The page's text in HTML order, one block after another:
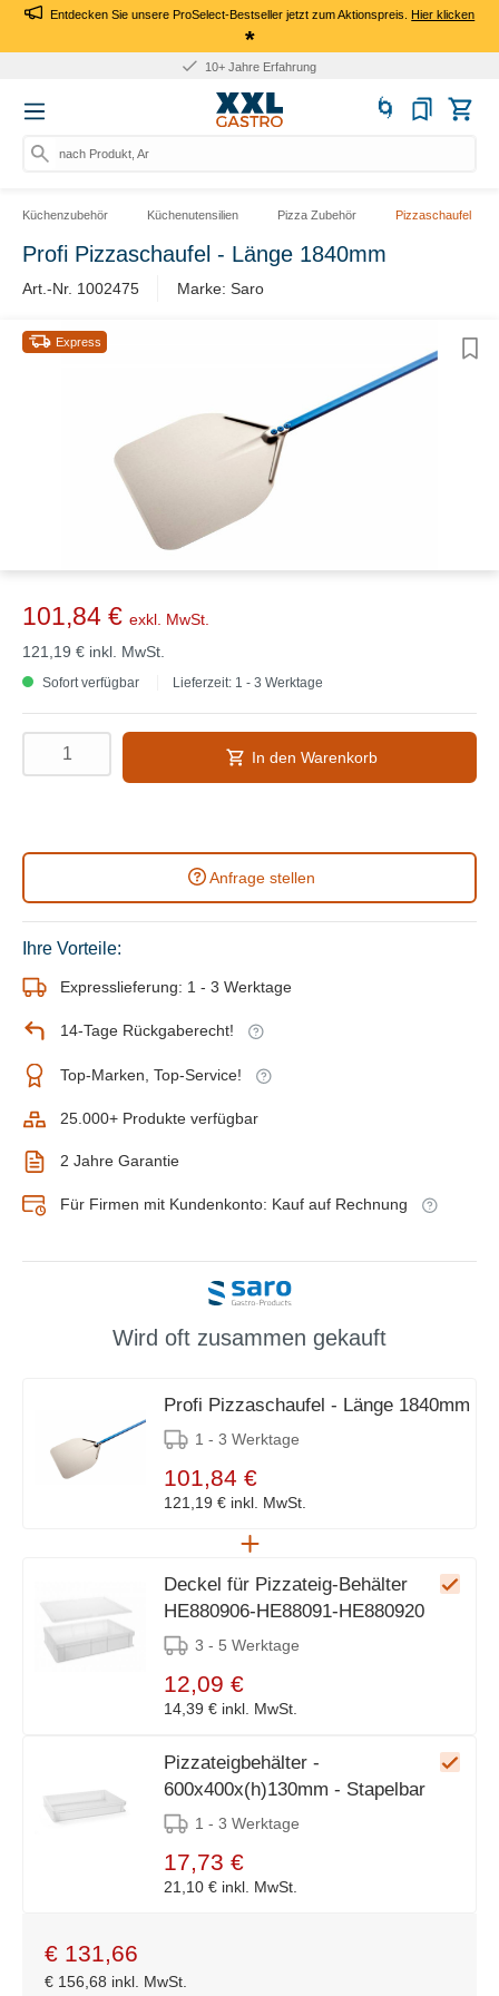
Entdecken Sie unsere ProSelect-Bestseller jetzt zum Aktionspreis.Hier klicken
*
10+ Jahre Erfahrung
nach Produkt, Art.-
Küchenzubehör Küchenutensilien Pizza Zubehör Pizzaschaufel
Profi Pizzaschaufel - Länge 1840mm
Art.-Nr. 1002475 Marke: Saro
Express
101,84 € exkl. MwSt.
121,19 € inkl. MwSt.
Sofort verfügbar Lieferzeit: 1 - 3 Werktage
In den Warenkorb
Anfrage stellen
Ihre Vorteile:
Expresslieferung: 1 - 3 Werktage
14-Tage Rückgaberecht!
Top-Marken, Top-Service!
25.000+ Produkte verfügbar
2 Jahre Garantie
Für Firmen mit Kundenkonto: Kauf auf Rechnung
Wird oft zusammen gekauft
Profi Pizzaschaufel - Länge 1840mm
1 - 3 Werktage
101,84 €
121,19 € inkl. MwSt.
Deckel für Pizzateig-Behälter
HE880906-HE88091-HE880920
3 - 5 Werktage
12,09 €
14,39 € inkl. MwSt.
Pizzateigbehälter -
600x400x(h)130mm - Stapelbar
1 - 3 Werktage
17,73 €
21,10 € inkl. MwSt.
€ 131,66
€ 156,68 inkl. MwSt.